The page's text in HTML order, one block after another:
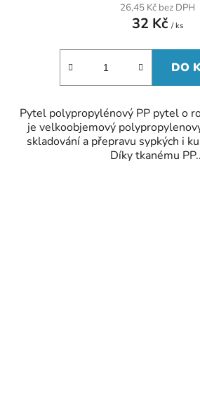
26,45 Kč bez DPH
32 Kč / ks
DO
Pytel polypropylénový PP pytel o
je velkoobjemový
skladování a přepravu sypkých i
Díky tkanému